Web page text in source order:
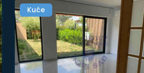
Kuće